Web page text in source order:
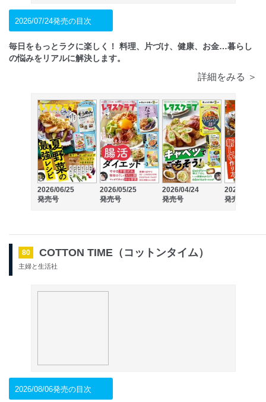
2026/07/24発売の目次
毎日をもっとラクに楽しく！ 料理、片づけ、健康、お金…暮らし
の悩みをリアルに解決します。
詳細をみる ＞
2026/06/25
発売号
2026/05/25
発売号
2026/04/24
発売号
2026/03/25
発売号
80 COTTON TIME（コットンタイム）
主婦と生活社
2026/08/06発売の目次